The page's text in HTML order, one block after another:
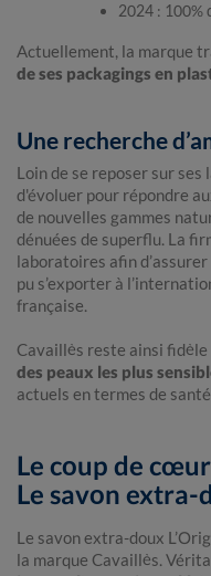
2024 : 100%
Actuellement, la marque
de ses packagings en
Une recherche
Loin de se reposer sur
d'évoluer pour répondre
de nouvelles gammes
dénuées de superflu. La
laboratoires afin
pu s’exporter à
française.
Cavaillès reste ainsi
des peaux les plus
actuels en termes de
Le coup de
Le savon extra-
Le savon extra-doux
la marque Cavaillès.